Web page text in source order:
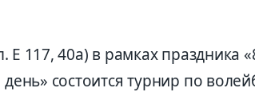
117, 40а) в рамках праздника
состоится турнир по